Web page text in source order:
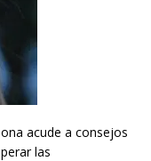
acude a consejos
las